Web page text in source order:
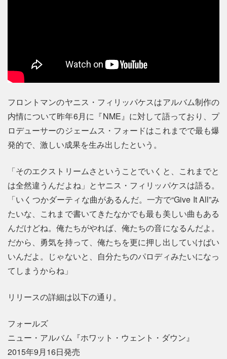
フロントマンのヤニス・フィリッパケスはアルバム制作の
内情について昨年6月に『NME』に対して語っており、プ
ロデューサーのジェームス・フォードはこれまでで最も爆
発的で、激しい成果を生み出したという。
「そのエクストリームさということでいくと、これまでと
は全然違うんだよね」とヤニス・フィリッパケスは語る。
「いくつかダーティな曲があるんだ。一方で“Give It All”み
たいな、これまで書いてきたなかでも最も美しい曲もある
んだけどね。俺たちがやれば、俺たちの音になるんだよ。
だから、勇気を持って、俺たちを更に押し出していけばい
いんだよ。じゃないと、自分たちのパロディみたいになっ
てしまうからね」
リリースの詳細は以下の通り。
フォールズ
ニュー・アルバム『ホワット・ウェント・ダウン』
2015年9月16日発売